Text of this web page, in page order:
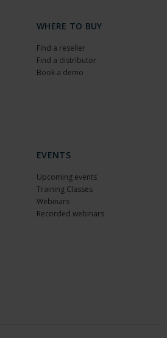
WHERE TO BUY
Find a reseller
Find a distributor
Book a demo
EVENTS
Upcoming events
Training Classes
Webinars
Recorded webinars